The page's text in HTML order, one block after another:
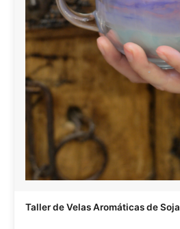
Taller de Velas Aromáticas de Soja